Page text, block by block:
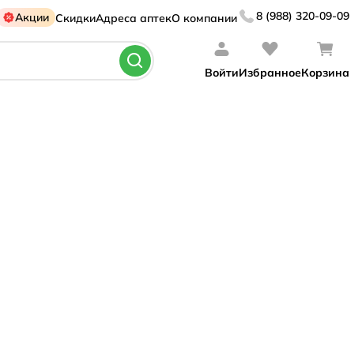
Акции СкидкиАдреса аптекО компании 8 (988) 320-09-09
ВойтиИзбранноеКорзина